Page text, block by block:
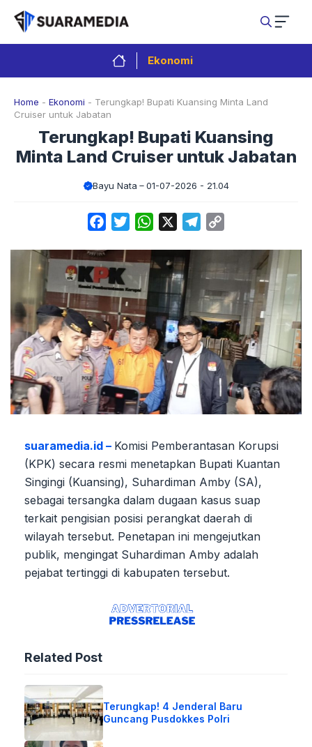
Langsung
isi
Ekonomi
Home - Ekonomi - Terungkap! Bupati Kuansing Minta Land
Cruiser untuk Jabatan
Terungkap! Bupati Kuansing
Minta Land Cruiser untuk Jabatan
Bayu Nata 01-07-2026 - 21.04
FacebookTwitterWhatsApp Telegram
suaramedia.id – Komisi Pemberantasan Korupsi
(KPK) secara resmi menetapkan Bupati Kuantan
Singingi (Kuansing), Suhardiman Amby (SA),
sebagai tersangka dalam dugaan kasus suap
terkait pengisian posisi perangkat daerah di
wilayah tersebut. Penetapan ini mengejutkan
publik, mengingat Suhardiman Amby adalah
pejabat tertinggi di kabupaten tersebut.
Related Post
Terungkap! 4 Jenderal Baru
Guncang Pusdokkes Polri